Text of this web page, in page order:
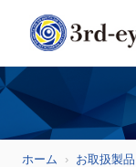
ホーム
お取扱製品